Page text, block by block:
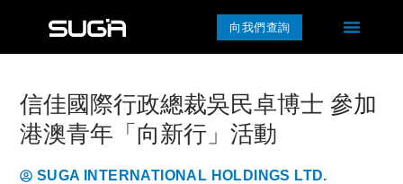
向我們查詢
信佳國際行政總裁吳民卓博士 參加
港澳青年「向新行」活動
SUGA INTERNATIONAL HOLDINGS LTD.